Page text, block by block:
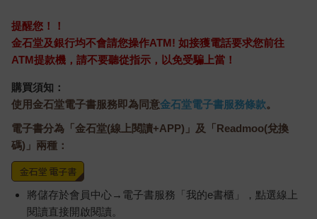
提醒您！！
金石堂及銀行均不會請您操作ATM! 如接獲電話要求您前往
ATM提款機，請不要聽從指示，以免受騙上當！
購買須知：
使用金石堂電子書服務即為同意金石堂電子書服務條款。
電子書分為「金石堂(線上閱讀+APP)」及「Readmoo(兌換
碼)」兩種：
將儲存於會員中心→電子書服務「我的e書櫃」，點選線上
閱讀直接開啟閱讀。